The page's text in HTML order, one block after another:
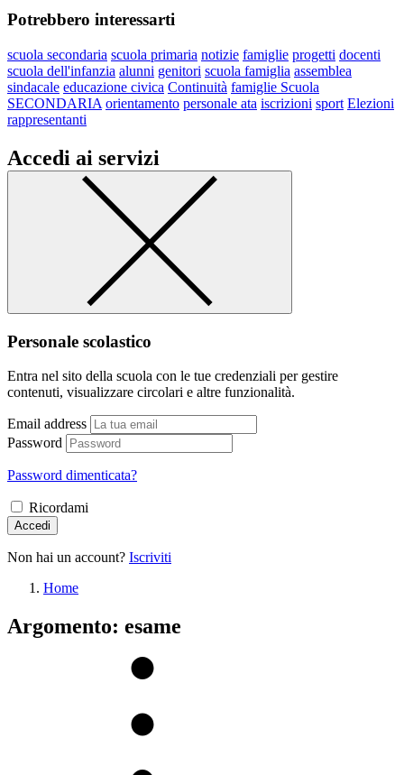
Potrebbero interessarti
scuola secondaria scuola primaria notizie famiglie progetti docenti
scuola dell'infanzia alunni genitori scuola famiglia assemblea
sindacale educazione civica Continuità famiglie Scuola
SECONDARIA orientamento personale ata iscrizioni sport Elezioni
rappresentanti
Accedi ai servizi
Personale scolastico
Entra nel sito della scuola con le tue credenziali per gestire
contenuti, visualizzare circolari e altre funzionalità.
Email address
Password
Password dimenticata?
Ricordami
Accedi
Non hai un account? Iscriviti
Home
Argomento: esame